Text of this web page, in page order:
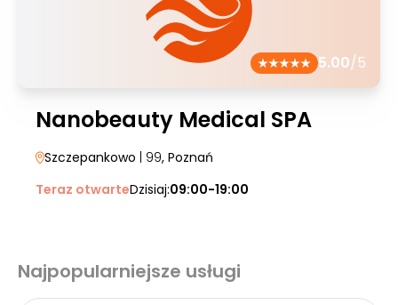
5.00/5
Nanobeauty Medical SPA
Szczepankowo | 99, Poznań
Teraz otwarteDzisiaj:09:00-19:00
Najpopularniejsze usługi